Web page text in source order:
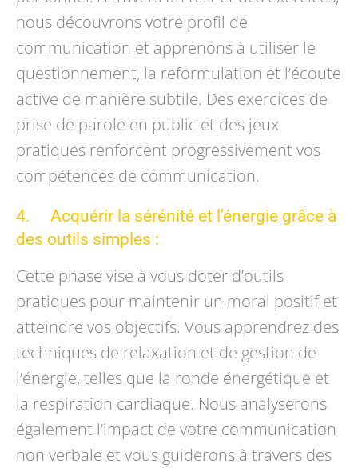
nous découvrons votre profil de
communication et apprenons à utiliser le
questionnement, la reformulation et l’écoute
active de manière subtile. Des exercices de
prise de parole en public et des jeux
pratiques renforcent progressivement vos
compétences de communication.
4. Acquérir la sérénité et l’énergie grâce à
des outils simples :
Cette phase vise à vous doter d’outils
pratiques pour maintenir un moral positif et
atteindre vos objectifs. Vous apprendrez des
techniques de relaxation et de gestion de
l’énergie, telles que la ronde énergétique et
la respiration cardiaque. Nous analyserons
également l’impact de votre communication
non verbale et vous guiderons à travers des